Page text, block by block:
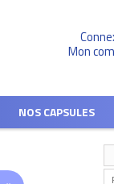
Mon
NOS CAPSULES